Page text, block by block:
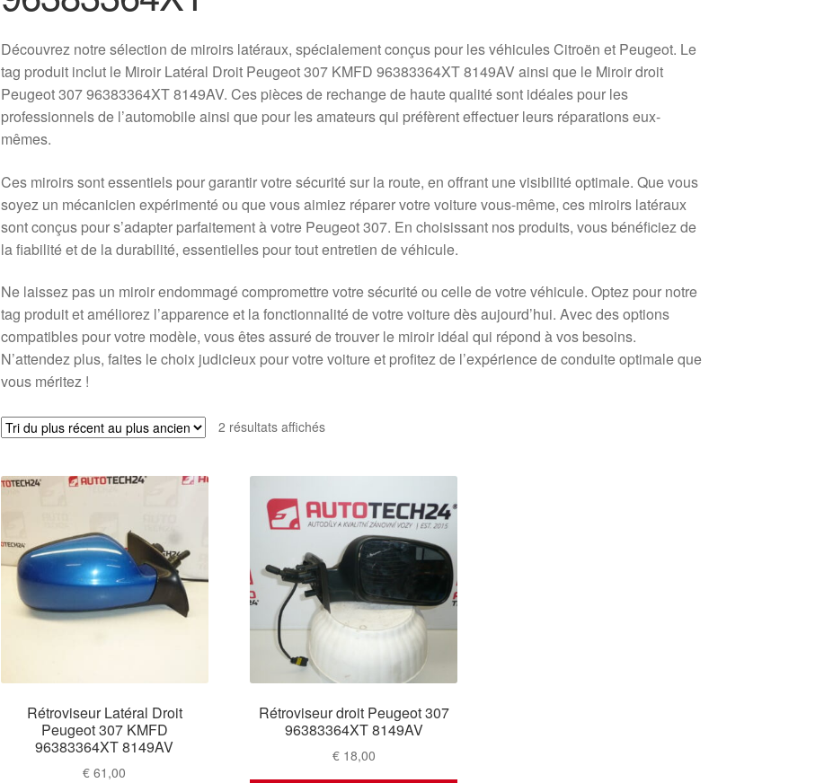
Découvrez notre sélection de miroirs latéraux, spécialement conçus pour les véhicules Citroën et Peugeot. Le
tag produit inclut le Miroir Latéral Droit Peugeot 307 KMFD 96383364XT 8149AV ainsi que le Miroir droit
Peugeot 307 96383364XT 8149AV. Ces pièces de rechange de haute qualité sont idéales pour les
professionnels de l’automobile ainsi que pour les amateurs qui préfèrent effectuer leurs réparations eux-
mêmes.
Ces miroirs sont essentiels pour garantir votre sécurité sur la route, en offrant une visibilité optimale. Que vous
soyez un mécanicien expérimenté ou que vous aimiez réparer votre voiture vous-même, ces miroirs latéraux
sont conçus pour s’adapter parfaitement à votre Peugeot 307. En choisissant nos produits, vous bénéficiez de
la fiabilité et de la durabilité, essentielles pour tout entretien de véhicule.
Ne laissez pas un miroir endommagé compromettre votre sécurité ou celle de votre véhicule. Optez pour notre
tag produit et améliorez l’apparence et la fonctionnalité de votre voiture dès aujourd’hui. Avec des options
compatibles pour votre modèle, vous êtes assuré de trouver le miroir idéal qui répond à vos besoins.
N’attendez plus, faites le choix judicieux pour votre voiture et profitez de l’expérience de conduite optimale que
vous méritez !
2 résultats affichésTrié
au
plus
ancien
Rétroviseur Latéral Droit
Peugeot 307 KMFD
96383364XT 8149AV
€ 61,00
Rétroviseur droit Peugeot 307
96383364XT 8149AV
€18,00